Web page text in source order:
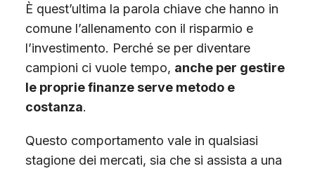
È quest’ultima la parola chiave che hanno in
comune l’allenamento con il risparmio e
l’investimento. Perché se per diventare
campioni ci vuole tempo, anche per gestire
le proprie finanze serve metodo e
costanza.
Questo comportamento vale in qualsiasi
stagione dei mercati, sia che si assista a una